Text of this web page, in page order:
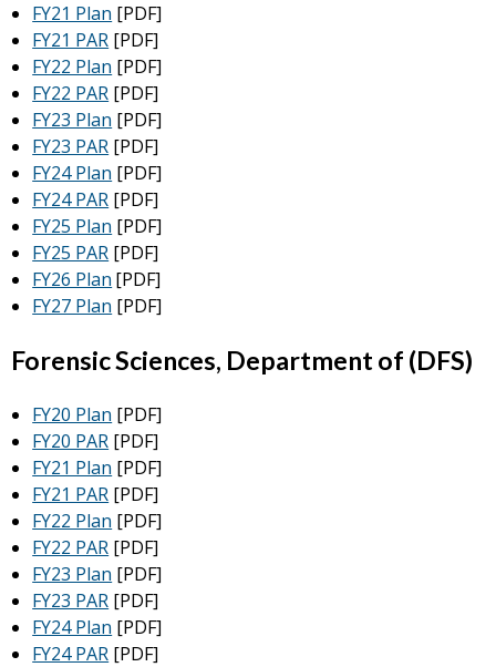
FY21 Plan [PDF]
FY21 PAR [PDF]
FY22 Plan [PDF]
FY22 PAR [PDF]
FY23 Plan [PDF]
FY23 PAR [PDF]
FY24 Plan [PDF]
FY24 PAR [PDF]
FY25 Plan [PDF]
FY25 PAR [PDF]
FY26 Plan [PDF]
FY27 Plan [PDF]
Forensic Sciences, Department of (DFS)
FY20 Plan [PDF]
FY20 PAR [PDF]
FY21 Plan [PDF]
FY21 PAR [PDF]
FY22 Plan [PDF]
FY22 PAR [PDF]
FY23 Plan [PDF]
FY23 PAR [PDF]
FY24 Plan [PDF]
FY24 PAR [PDF]